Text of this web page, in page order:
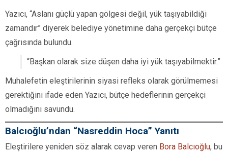
Yazıcı, “Aslanı güçlü yapan gölgesi değil, yük taşıyabildiği
zamandır” diyerek belediye yönetimine daha gerçekçi bütçe
çağrısında bulundu.
“Başkan olarak size düşen daha iyi yük taşıyabilmektir.”
Muhalefetin eleştirilerinin siyasi refleks olarak görülmemesi
gerektiğini ifade eden Yazıcı, bütçe hedeflerinin gerçekçi
olmadığını savundu.
Balcıoğlu’ndan “Nasreddin Hoca” Yanıtı
Eleştirilere yeniden söz alarak cevap veren Bora Balcıoğlu, bu